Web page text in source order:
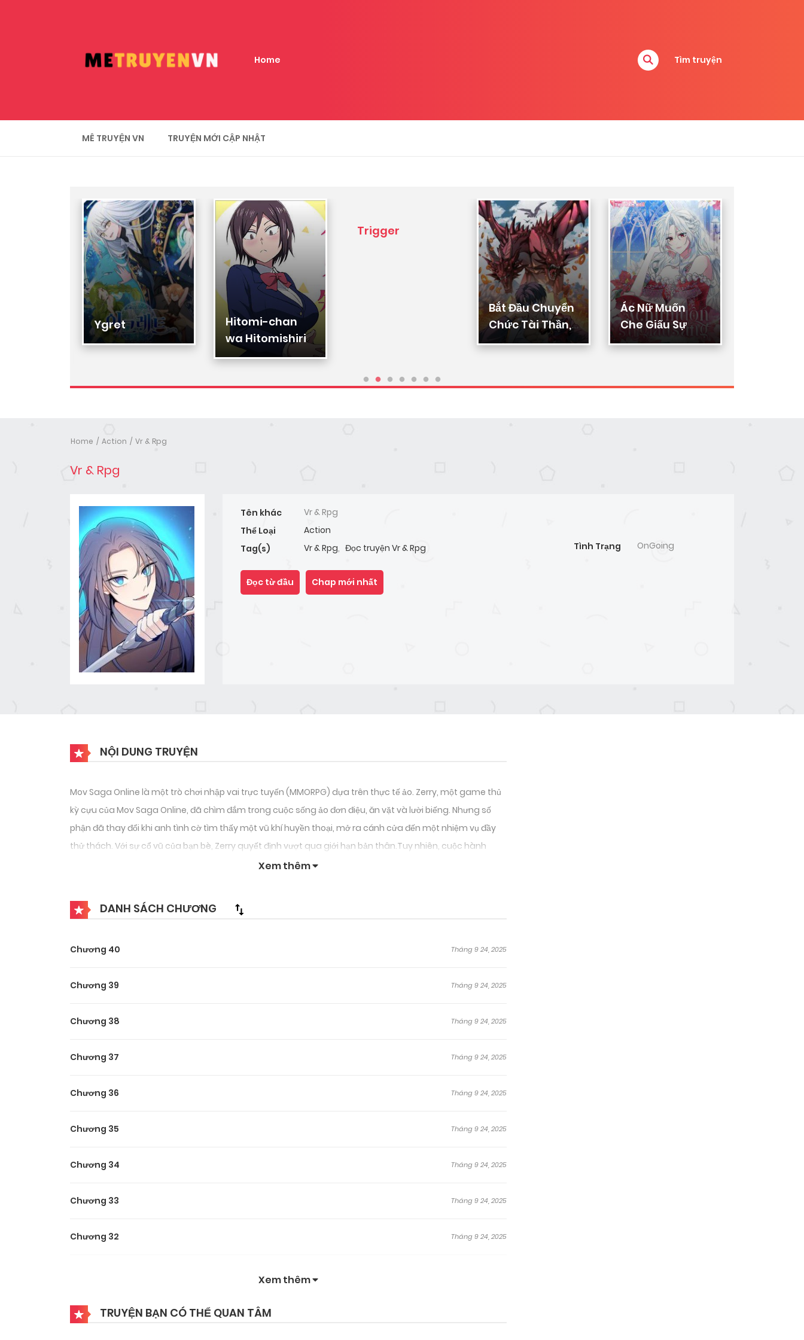
Home Tìm truyện
MÊ TRUYỆN VN TRUYỆN MỚI CẬP NHẬT
Ygret
Hitomi-chan
wa Hitomishiri
Trigger
Bắt Đầu Chuyển
Chức Tài Thần,
Ta Chuyển Hóa
Ác Nữ Muốn
Che Giấu Sự
Giàu Sang
Home Action Vr & Rpg
Vr & Rpg
Tên khác
Vr & Rpg
Thể Loại
Action
Tag(s)
Vr & Rpg, Đọc truyện Vr & Rpg Tình Trạng OnGoing
Đọc từ đầu Chap mới nhất
NỘI DUNG TRUYỆN
Mov Saga Online là một trò chơi nhập vai trực tuyến (MMORPG) dựa trên thực tế ảo. Zerry, một game thủ
kỳ cựu của Mov Saga Online, đã chìm đắm trong cuộc sống ảo đơn điệu, ăn vặt và lười biếng. Nhưng số
phận đã thay đổi khi anh tình cờ tìm thấy một vũ khí huyền thoại, mở ra cánh cửa đến một nhiệm vụ đầy
thử thách. Với sự cổ vũ của bạn bè, Zerry quyết định vượt qua giới hạn bản thân.Tuy nhiên, cuộc hành
trình này không hề dễ dàng. Nhiệm vụ hoành tráng ẩn chứa những bí ẩn và nguy hiểm không ngờ. Zerry
người chơi đối địch. Liệu anh ta có thể vượt qua mọi khó khăn và hoàn thành nhiệm vụ thành công, hay sẽ
bị cuốn vào một cuộc phiêu lưu đầy nguy hiểm?
Xem thêm
DANH SÁCH CHƯƠNG
Chương 40 Tháng 9 24, 2025
Chương 39 Tháng 9 24, 2025
Chương 38 Tháng 9 24, 2025
Chương 37 Tháng 9 24, 2025
Chương 36 Tháng 9 24, 2025
Chương 35 Tháng 9 24, 2025
Chương 34 Tháng 9 24, 2025
Chương 33 Tháng 9 24, 2025
Chương 32 Tháng 9 24, 2025
Chương 30
Xem thêm
TRUYỆN BẠN CÓ THỂ QUAN TÂM